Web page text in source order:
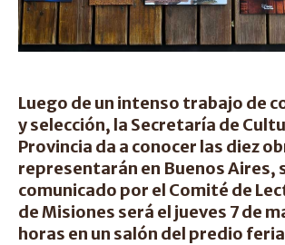
Luego de un intenso trabajo de
y selección, la Secretaría de
Provincia da a conocer las diez
representarán en Buenos Aires,
comunicado por el Comité de
de Misiones será el jueves 7 de
horas en un salón del predio